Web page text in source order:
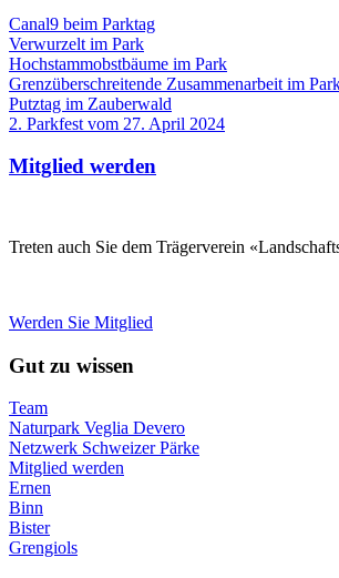
Canal9 beim Parktag
Verwurzelt im Park
Hochstammobstbäume im Park
Grenzüberschreitende Zusammenarbeit im
Putztag im Zauberwald
2. Parkfest vom 27. April 2024
Mitglied werden
Treten auch Sie dem Trägerverein
Werden Sie Mitglied
Gut zu wissen
Team
Naturpark Veglia Devero
Netzwerk Schweizer Pärke
Mitglied werden
Ernen
Binn
Bister
Grengiols